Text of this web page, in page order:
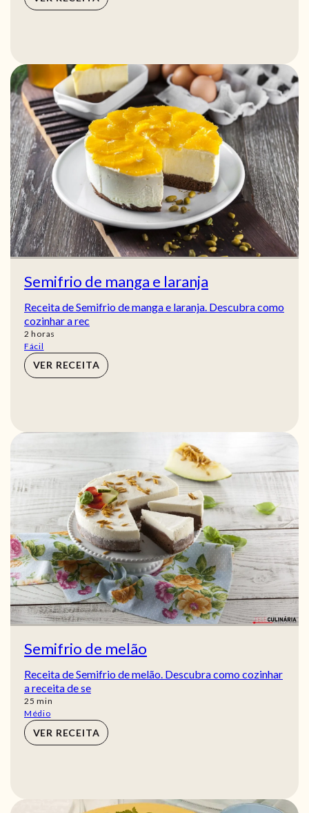
Semifrio de manga e laranja
Receita de Semifrio de manga e laranja. Descubra como
cozinhar a rec
2 horas
horas
Fácil
VER RECEITA
Semifrio de melão
Receita de Semifrio de melão. Descubra como cozinhar
a receita de se
25 min
min
Médio
VER RECEITA